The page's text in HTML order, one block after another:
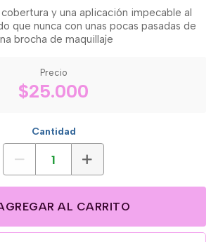
y una aplicación impecable al
que nunca con unas pocas pasadas de
brocha de maquillaje
Precio
$25.000
Cantidad
AL CARRITO